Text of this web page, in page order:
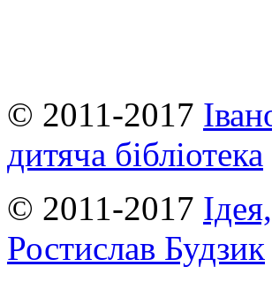
© 2011-2017
дитяча бібліотека
© 2011-2017
Ростислав Будзик